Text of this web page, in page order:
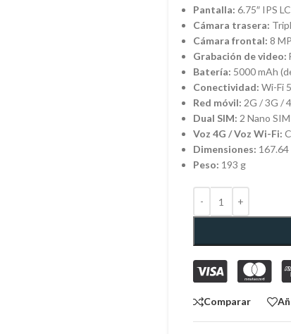
Pantalla: 6.75″ IPS
Cámara trasera:
Cámara frontal: 8 MP
Grabación de video:
Batería: 5000 mAh
Conectividad: Wi-Fi
Red móvil: 2G / 3G /
Dual SIM: 2 Nano
Voz 4G / Voz Wi-Fi:
Dimensiones: 167.64
Peso: 193 g
Comparar